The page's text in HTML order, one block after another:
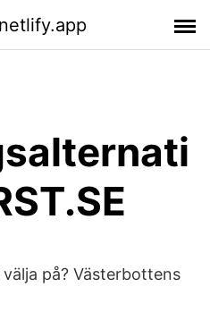
på? Västerbottens